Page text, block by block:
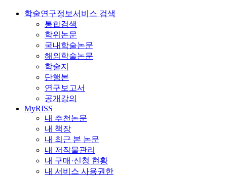
학술연구정보서비스 검색
통합검색
학위논문
국내학술논문
해외학술논문
학술지
단행본
연구보고서
공개강의
MyRISS
내 추천논문
내 책장
내 최근 본 논문
내 저작물관리
내 구매·신청 현황
내 서비스 사용권한